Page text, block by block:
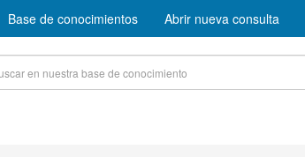
Base de conocimientos Abrir nueva consulta